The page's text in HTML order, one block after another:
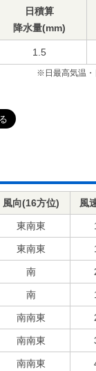
日積算
降水量(mm)
1.5
※日最高気温・
風向(16方位) 風
東南東
東南東
南
南
南南東
南南東
南南東